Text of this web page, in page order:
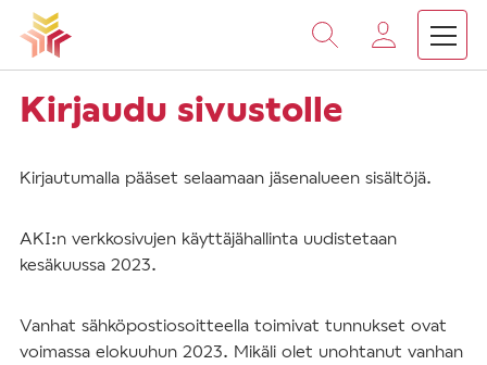
Vieritä
sisältöön
Kirjaudu sivustolle
Kirjautumalla pääset selaamaan jäsenalueen sisältöjä.
AKI:n verkkosivujen käyttäjähallinta uudistetaan
kesäkuussa 2023.
Vanhat sähköpostiosoitteella toimivat tunnukset ovat
voimassa elokuuhun 2023. Mikäli olet unohtanut vanhan